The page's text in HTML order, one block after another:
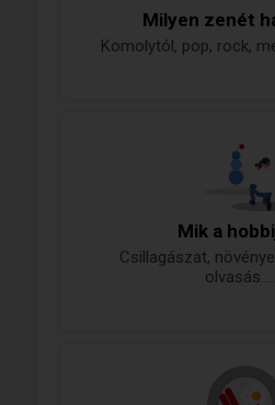
Milyen zenét
Komolytól, pop, rock,
Mik a
Csillagászat,